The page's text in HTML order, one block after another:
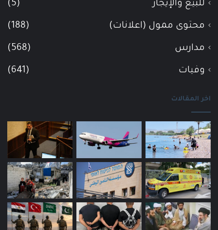
للبيع والإيجار (5)
محتوى ممول (اعلانات) (188)
مدارس (568)
وفيات (641)
اخر المقالات